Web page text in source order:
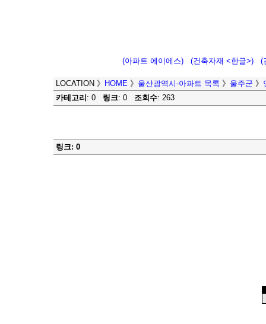
(아파트 에이에스) (건축자재 <한글>) (
LOCATION 》 HOME 》 울산광역시-아파트 목록 》 울주군 》
카테고리 : 0 링크: 0 조회수: 263
링크: 0